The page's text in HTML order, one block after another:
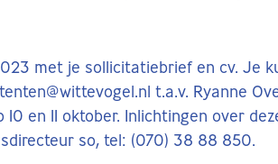
met je sollicitatiebrief en cv. Je
t.a.v. Ryanne
en 11 oktober. Inlichtingen over
so, tel: (070) 38 88 850.